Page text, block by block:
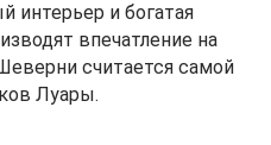
интерьер и богатая
впечатление на
считается самой
Луары.